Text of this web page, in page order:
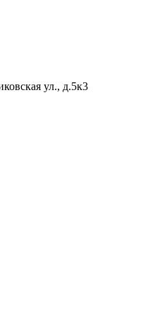
ул., д.5к3